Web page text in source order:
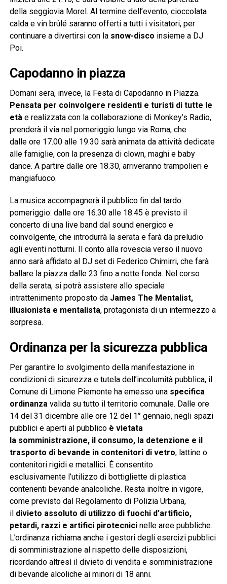
della seggiovia Morel. Al termine dell’evento, cioccolata
calda e vin brûlé saranno offerti a tutti i visitatori, per
continuare a divertirsi con la snow-disco insieme a DJ
Poi.
Capodanno in piazza
Domani sera, invece, la Festa di Capodanno in Piazza.
Pensata per coinvolgere residenti e turisti di tutte le
etàe realizzata con la collaborazione di Monkey’s Radio,
prenderà il via nel pomeriggio lungo via Roma, che
dalle ore 17.00 alle 19.30 sarà animata da attività dedicate
alle famiglie, con la presenza di clown, maghi e baby
dance. A partire dalle ore 18.30, arriveranno trampolieri e
mangiafuoco.
La musica accompagnerà il pubblico fin dal tardo
pomeriggio: dalle ore 16.30 alle 18.45 è previsto il
concerto di una live band dal sound energico e
coinvolgente, che introdurrà la serata e farà da preludio
agli eventi notturni. Il conto alla rovescia verso il nuovo
anno sarà affidato al DJ set di Federico Chimirri, che farà
ballare la piazza dalle 23 fino a notte fonda. Nel corso
della serata, si potrà assistere allo speciale
intrattenimento proposto da James The Mentalist,
illusionista e mentalista, protagonista di un intermezzo a
sorpresa.
Ordinanza per la sicurezza pubblica
Per garantire lo svolgimento della manifestazione in
condizioni di sicurezza e tutela dell’incolumità pubblica, il
Comune di Limone Piemonte ha emesso una specifica
ordinanzavalida su tutto il territorio comunale. Dalle ore
14 del 31 dicembre alle ore 12 del 1° gennaio, negli spazi
pubblici e aperti al pubblico è vietata
la somministrazione, il consumo, la detenzione e il
trasporto di bevande in contenitori di vetro, lattine o
contenitori rigidi e metallici. È consentito
esclusivamente l’utilizzo di bottigliette di plastica
contenenti bevande analcoliche. Resta inoltre in vigore,
come previsto dal Regolamento di Polizia Urbana,
il divieto assoluto di utilizzo di fuochi d’artificio,
petardi, razzi e artifici pirotecnicinelle aree pubbliche.
L’ordinanza richiama anche i gestori degli esercizi pubblici
di somministrazione al rispetto delle disposizioni,
ricordando altresì il divieto di vendita e somministrazione
di bevande alcoliche ai minori di 18 anni.